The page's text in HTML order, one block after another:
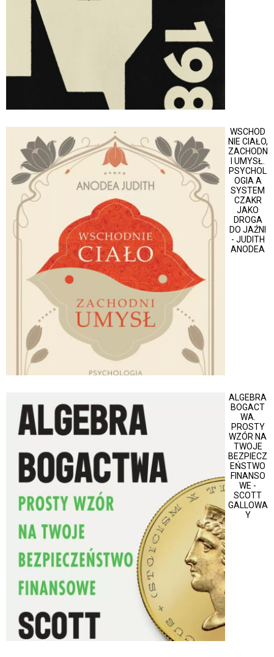
WSCHOD
NIE CIAŁO,
ZACHODN
I UMYSŁ.
PSYCHOL
OGIA A
SYSTEM
CZAKR
JAKO
DROGA
DO JAŹNI
- JUDITH
ANODEA
ALGEBRA
BOGACT
WA.
PROSTY
WZÓR NA
TWOJE
BEZPIECZ
EŃSTWO
FINANSO
WE -
SCOTT
GALLOWA
Y